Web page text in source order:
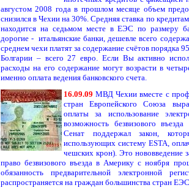
августом 2008 года в прошлом месяце объем
снизился в Чехии на 30%. Средняя ставка по
находится на седьмом месте в ЕЭС по размеру
дорогие - итальянские банки, дешевле всего
среднем чехи платят за содержание счётов порядка
Болгарии – всего 27 евро. Если Вы активно
расходы на его содержание могут возрасти в
именно оплата ведения банковского счета.
16.09.09МВД Чехии вместе с
стран Европейского Союза
оплаты за использование
возможность безвизового
Сенат поддержал закон,
использующих систему ESTA,
чешских крон). Это нововведение
право безвизового въезда в Америку с ноября
обязанность предварительной электронной
распространяется на граждан большинства стран